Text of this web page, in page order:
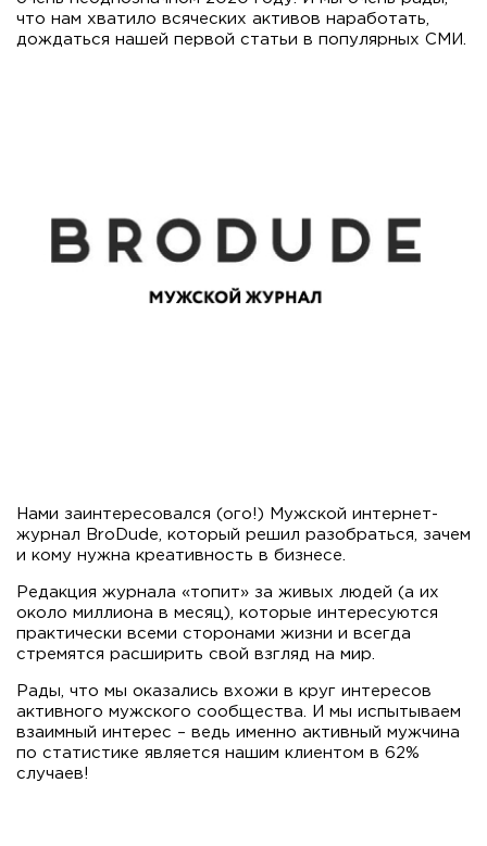
что нам хватило всяческих активов наработать,
дождаться нашей первой статьи в популярных СМИ.
Нами заинтересовался (ого!) Мужской интернет-
журнал BroDude, который решил разобраться, зачем
и кому нужна креативность в бизнесе.
Редакция журнала «топит» за живых людей (а их
около миллиона в месяц), которые интересуются
практически всеми сторонами жизни и всегда
стремятся расширить свой взгляд на мир.
Рады, что мы оказались вхожи в круг интересов
активного мужского сообщества. И мы испытываем
взаимный интерес – ведь именно активный мужчина
по статистике является нашим клиентом в 62%
случаев!